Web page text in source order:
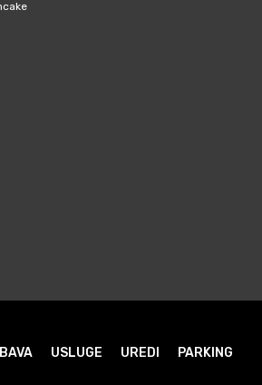
USLUGE UREDI PARKING